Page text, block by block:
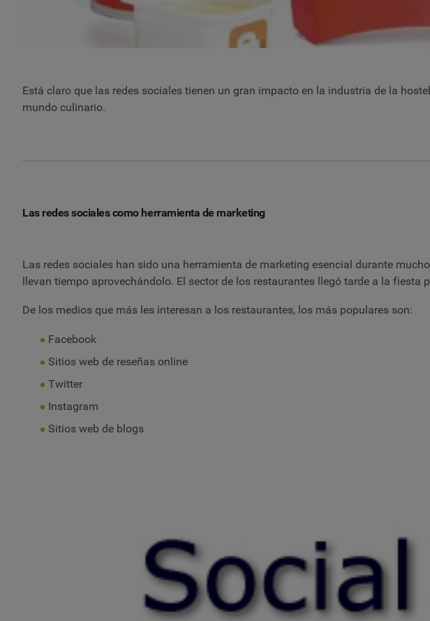
Está claro que las redes sociales tienen un gran impacto en la industria de la
mundo culinario.
Las redes sociales como herramienta de marketing
Las redes sociales han sido una herramienta de marketing esencial durante
llevan tiempo aprovechándolo. El sector de los restaurantes llegó tarde a la fiesta
De los medios que más les interesan a los restaurantes, los más populares son:
Facebook
Sitios web de reseñas online
Twitter
Instagram
Sitios web de blogs